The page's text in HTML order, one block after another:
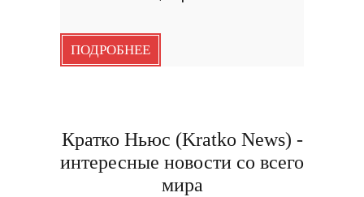
ПОДРОБНЕЕ
Кратко Ньюс (Kratko News) -
интересные новости со всего
мира